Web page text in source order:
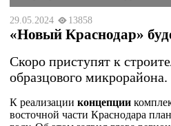
29.05.2024 13858
«Новый Краснодар»
Скоро приступят к
образцового микрорайона.
К реализации концепции
восточной части Краснодара